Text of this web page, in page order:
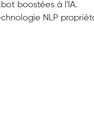
boostées à l'IA.
NLP